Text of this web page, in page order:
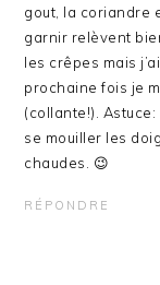
gout, la coriandre
garnir relèvent
les crêpes mais
prochaine fois je
(collante!).
se mouiller les
chaudes. 😉
RÉPONDRE